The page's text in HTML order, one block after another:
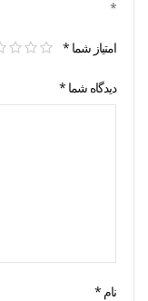
*
امتیاز شما *
دیدگاه شما *
نام *